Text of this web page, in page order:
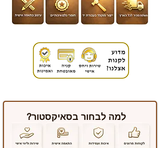
למה לבחור בסאיקסטור?